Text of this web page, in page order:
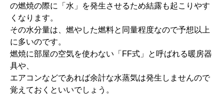
の燃焼の際に「水」を発生させるため結露も起こりやす
くなります。
その水分量は、燃やした燃料と同量程度なので予想以上
に多いのです。
燃焼に部屋の空気を使わない「FF式」と呼ばれる暖房器
具や、
エアコンなどであれば余計な水蒸気は発生しませんので
覚えておくといいでしょう。